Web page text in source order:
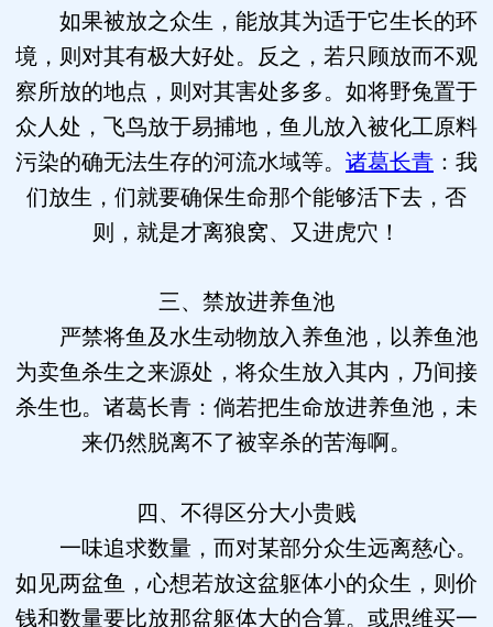
如果被放之众生，能放其为适于它生长的环
境，则对其有极大好处。反之，若只顾放而不观
察所放的地点，则对其害处多多。如将野兔置于
众人处，飞鸟放于易捕地，鱼儿放入被化工原料
污染的确无法生存的河流水域等。 诸葛长青 ：我
们放生，们就要确保生命那个能够活下去，否
则，就是才离狼窝、又进虎穴！
三、禁放进养鱼池
严禁将鱼及水生动物放入养鱼池，以养鱼池
为卖鱼杀生之来源处，将众生放入其内，乃间接
杀生也。诸葛长青：倘若把生命放进养鱼池，未
来仍然脱离不了被宰杀的苦海啊。
四、不得区分大小贵贱
一味追求数量，而对某部分众生远离慈心。
如见两盆鱼，心想若放这盆躯体小的众生，则价
钱和数量要比放那盆躯体大的合算。或思维买一